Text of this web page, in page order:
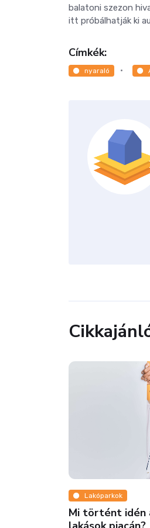
balatoni szezon
itt próbálhatják ki
Címkék:
nyaraló
Hófehéret
2018-09-17